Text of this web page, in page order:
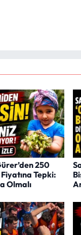
250
Fiyatına Tepki:
Olmalı